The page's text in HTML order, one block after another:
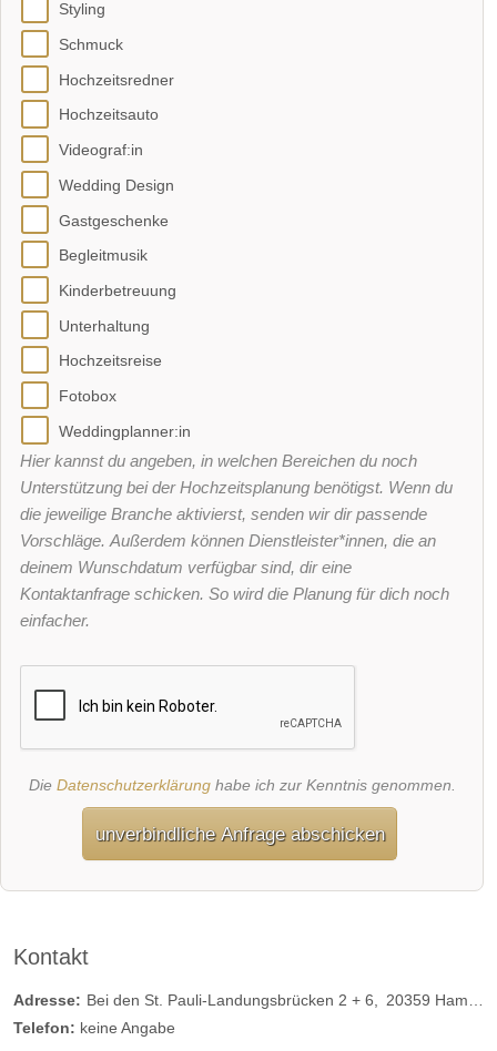
Styling
Schmuck
Hochzeitsredner
Hochzeitsauto
Videograf:in
Wedding Design
Gastgeschenke
Begleitmusik
Kinderbetreuung
Unterhaltung
Hochzeitsreise
Fotobox
Weddingplanner:in
Hier kannst du angeben, in welchen Bereichen du noch
Unterstützung bei der Hochzeitsplanung benötigst. Wenn du
die jeweilige Branche aktivierst, senden wir dir passende
Vorschläge. Außerdem können Dienstleister*innen, die an
deinem Wunschdatum verfügbar sind, dir eine
Kontaktanfrage schicken. So wird die Planung für dich noch
einfacher.
Die Datenschutzerklärunghabe ich zur Kenntnis genommen.
unverbindliche Anfrage abschicken
Kontakt
Adresse: Bei den St. Pauli-Landungsbrücken 2 + 6 20359 Hamburg
Telefon: keine Angabe